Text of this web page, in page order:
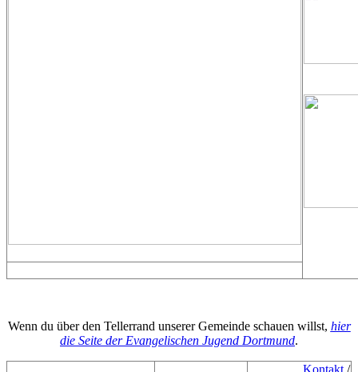
Wenn du über den Tellerrand unserer Gemeinde schauen willst, hier
die Seite der Evangelischen Jugend Dortmund.
Kontakt /